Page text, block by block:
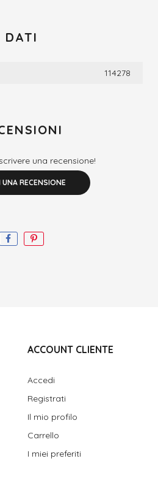
DATI
114278
una recensione!
UNA RECENSIONE
ACCOUNT CLIENTE
Accedi
Registrati
Il mio profilo
Carrello
I miei preferiti